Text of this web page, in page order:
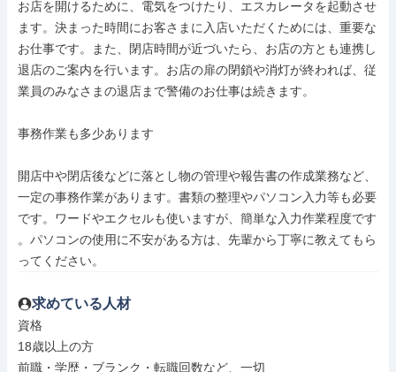
お店を開けるために、電気をつけたり、エスカレータを起動させ
ます。決まった時間にお客さまに入店いただくためには、重要な
お仕事です。また、閉店時間が近づいたら、お店の方とも連携し
退店のご案内を行います。お店の扉の閉鎖や消灯が終われば、従
業員のみなさまの退店まで警備のお仕事は続きます。
事務作業も多少あります
開店中や閉店後などに落とし物の管理や報告書の作成業務など、
一定の事務作業があります。書類の整理やパソコン入力等も必要
です。ワードやエクセルも使いますが、簡単な入力作業程度です
。パソコンの使用に不安がある方は、先輩から丁寧に教えてもら
ってください。
求めている人材
資格
18歳以上の方
前職・学歴・ブランク・転職回数など、一切